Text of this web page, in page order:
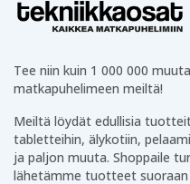
Tee niin kuin 1 000 000
matkapuhelimeen meiltä!
Meiltä löydät edullisia
tabletteihin, älykotiin,
ja paljon muuta. Shoppaile
lähetämme tuotteet